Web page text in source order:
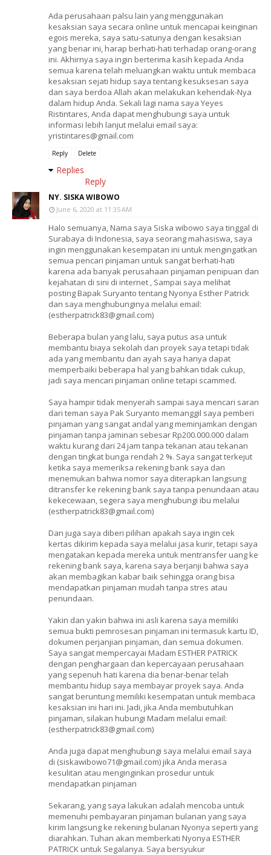
Ada perusahaan palsu lain yang menggunakan
kesaksian saya secara online untuk mencapai keinginan
egois mereka, saya satu-satunya dengan kesaksian
yang benar ini, harap berhati-hati terhadap orang-orang
ini. Akhirnya saya ingin berterima kasih kepada Anda
semua karena telah meluangkan waktu untuk membaca
kesaksian sejati hidup saya tentang kesuksesan saya
dan saya berdoa Allah akan melakukan kehendak-Nya
dalam hidup Anda. Sekali lagi nama saya Yeyes
Ristintares, Anda dapat menghubungi saya untuk
informasi lebih lanjut melalui email saya:
yristintares@gmail.com
Reply Delete
Replies
Reply
NY. SISKA WIBOWO
June 6, 2020 at 11:35 AM
Halo semuanya, Nama saya Siska wibowo saya tinggal di
Surabaya di Indonesia, saya seorang mahasiswa, saya
ingin menggunakan kesempatan ini untuk mengingatkan
semua pencari pinjaman untuk sangat berhati-hati
karena ada banyak perusahaan pinjaman penipuan dan
kejahatan di sini di internet , Sampai saya melihat
posting Bapak Suryanto tentang Nyonya Esther Patrick
dan saya menghubunginya melalui email:
(estherpatrick83@gmail.com)
Beberapa bulan yang lalu, saya putus asa untuk
membantu biaya sekolah dan proyek saya tetapi tidak
ada yang membantu dan ayah saya hanya dapat
memperbaiki beberapa hal yang bahkan tidak cukup,
jadi saya mencari pinjaman online tetapi scammed.
Saya hampir tidak menyerah sampai saya mencari saran
dari teman saya Pak Suryanto memanggil saya pemberi
pinjaman yang sangat andal yang meminjamkan dengan
pinjaman tanpa jaminan sebesar Rp200.000.000 dalam
waktu kurang dari 24 jam tanpa tekanan atau tekanan
dengan tingkat bunga rendah 2 %. Saya sangat terkejut
ketika saya memeriksa rekening bank saya dan
menemukan bahwa nomor saya diterapkan langsung
ditransfer ke rekening bank saya tanpa penundaan atau
kekecewaan, segera saya menghubungi ibu melalui
(estherpatrick83@gmail.com)
Dan juga saya diberi pilihan apakah saya ingin cek
kertas dikirim kepada saya melalui jasa kurir, tetapi saya
mengatakan kepada mereka untuk mentransfer uang ke
rekening bank saya, karena saya berjanji bahwa saya
akan membagikan kabar baik sehingga orang bisa
mendapatkan pinjaman mudah tanpa stres atau
penundaan.
Yakin dan yakin bahwa ini asli karena saya memiliki
semua bukti pemrosesan pinjaman ini termasuk kartu ID,
dokumen perjanjian pinjaman, dan semua dokumen.
Saya sangat mempercayai Madam ESTHER PATRICK
dengan penghargaan dan kepercayaan perusahaan
yang sepenuh hati karena dia benar-benar telah
membantu hidup saya membayar proyek saya. Anda
sangat beruntung memiliki kesempatan untuk membaca
kesaksian ini hari ini. Jadi, jika Anda membutuhkan
pinjaman, silakan hubungi Madam melalui email:
(estherpatrick83@gmail.com)
Anda juga dapat menghubungi saya melalui email saya
di (siskawibowo71@gmail.com) jika Anda merasa
kesulitan atau menginginkan prosedur untuk
mendapatkan pinjaman
Sekarang, yang saya lakukan adalah mencoba untuk
memenuhi pembayaran pinjaman bulanan yang saya
kirim langsung ke rekening bulanan Nyonya seperti yang
diarahkan. Tuhan akan memberkati Nyonya ESTHER
PATRICK untuk Segalanya. Saya bersyukur